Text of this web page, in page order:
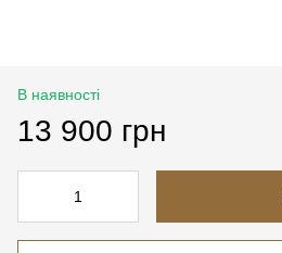
В наявності
13 900 грн